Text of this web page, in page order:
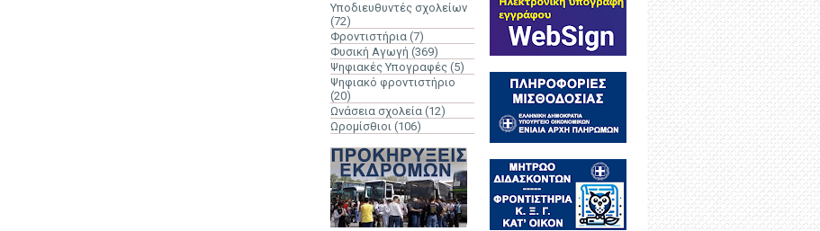
Υποδιευθυντές σχολείων
(72)
Φροντιστήρια (7)
Φυσική Αγωγή (369)
Ψηφιακές Υπογραφές (5)
Ψηφιακό φροντιστήριο
(20)
Ωνάσεια σχολεία (12)
Ωρομίσθιοι (106)